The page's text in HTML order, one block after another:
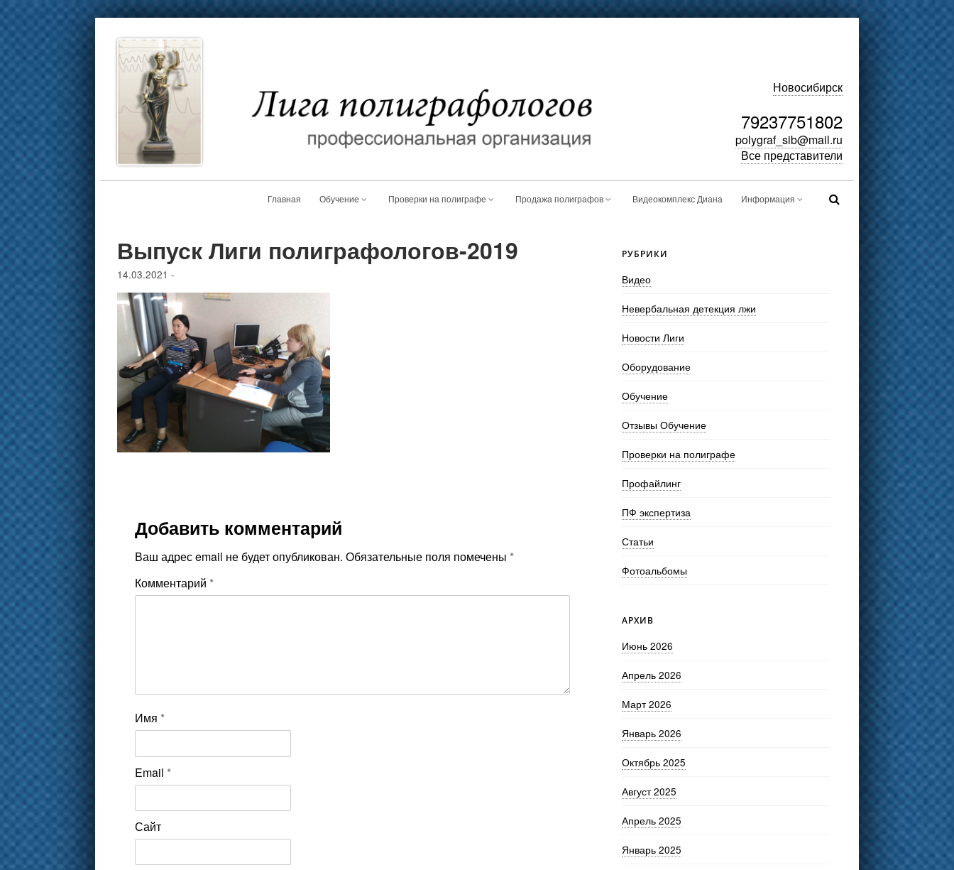
Новосибирск
79237751802
polygraf_sib@mail.ru
Все представители
Главная Обучение Проверки на полиграфе Продажа полиграфов Видеокомплекс Диана Информация
Выпуск Лиги полиграфологов-2019
14.03.2021 -
Добавить комментарий
Ваш адрес email не будет опубликован. Обязательные поля помечены *
Комментарий *
Имя *
Email *
Сайт
РУБРИКИ
Видео
Невербальная детекция лжи
Новости Лиги
Оборудование
Обучение
Отзывы Обучение
Проверки на полиграфе
Профайлинг
ПФ экспертиза
Статьи
Фотоальбомы
АРХИВ
Июнь 2026
Апрель 2026
Март 2026
Январь 2026
Октябрь 2025
Август 2025
Апрель 2025
Январь 2025